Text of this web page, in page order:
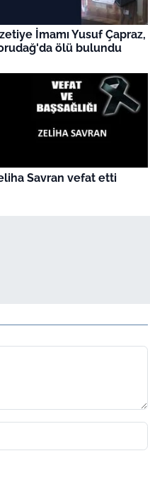
İmamı Yusuf Çapraz,
ölü bulundu
Savran vefat etti